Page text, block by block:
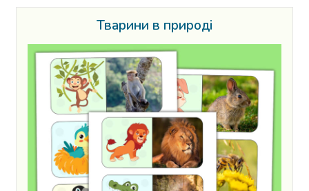
Тварини в природі